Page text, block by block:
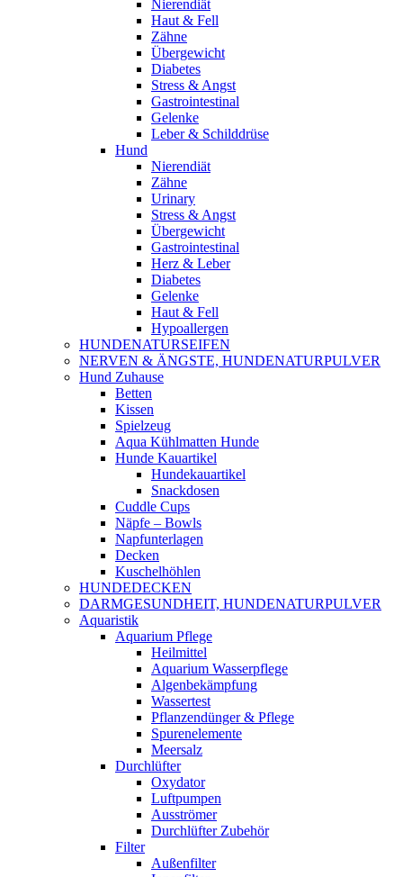
Nierendiät
Haut & Fell
Zähne
Übergewicht
Diabetes
Stress & Angst
Gastrointestinal
Gelenke
Leber & Schilddrüse
Hund
Nierendiät
Zähne
Urinary
Stress & Angst
Übergewicht
Gastrointestinal
Herz & Leber
Diabetes
Gelenke
Haut & Fell
Hypoallergen
HUNDENATURSEIFEN
NERVEN & ÄNGSTE, HUNDENATURPULVER
Hund Zuhause
Betten
Kissen
Spielzeug
Aqua Kühlmatten Hunde
Hunde Kauartikel
Hundekauartikel
Snackdosen
Cuddle Cups
Näpfe – Bowls
Napfunterlagen
Decken
Kuschelhöhlen
HUNDEDECKEN
DARMGESUNDHEIT, HUNDENATURPULVER
Aquaristik
Aquarium Pflege
Heilmittel
Aquarium Wasserpflege
Algenbekämpfung
Wassertest
Pflanzendünger & Pflege
Spurenelemente
Meersalz
Durchlüfter
Oxydator
Luftpumpen
Ausströmer
Durchlüfter Zubehör
Filter
Außenfilter